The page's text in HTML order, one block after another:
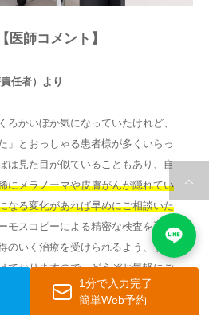
医師コメント】
任者）より
ろかいぼか気になっていたけれど、
」とおっしゃる患者様が多くいらっ
は見た目が似ていることもあり、自
にメラノーマや皮膚がんが隠れてい
なる変化があれば早めにご相談いた
モスコピーによる精密な検査を通じ
のいく治療を受けられるよう、丁寧
ておりますので、どうぞお気軽にご
1分で入力完了
簡単Web予約